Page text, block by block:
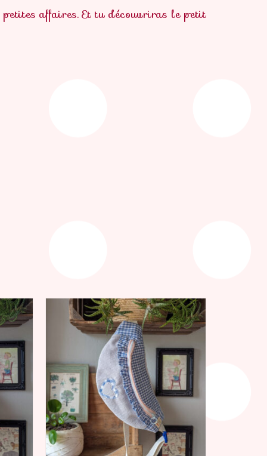
affaires. Et tu découvriras le petit